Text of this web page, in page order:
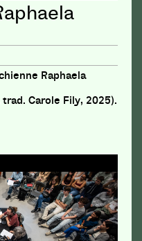
Raphaela
Carole Fily, 2025).